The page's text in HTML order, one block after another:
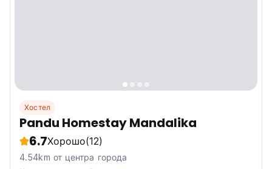
Хостел
Pandu Homestay Mandalika
6.7Хорошо(12)
4.54km от центра города